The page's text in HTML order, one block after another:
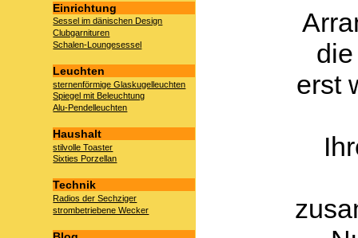
Einrichtung
Sessel im dänischen Design
Clubgarnituren
Schalen-Loungesessel
Leuchten
sternenförmige Glaskugelleuchten
Spiegel mit Beleuchtung
Alu-Pendelleuchten
Haushalt
stilvolle Toaster
Sixties Porzellan
Technik
Radios der Sechziger
strombetriebene Wecker
erst